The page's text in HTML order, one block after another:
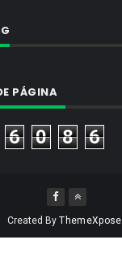
PÁGINA
6 0 8 6
Created ByThemeXpose